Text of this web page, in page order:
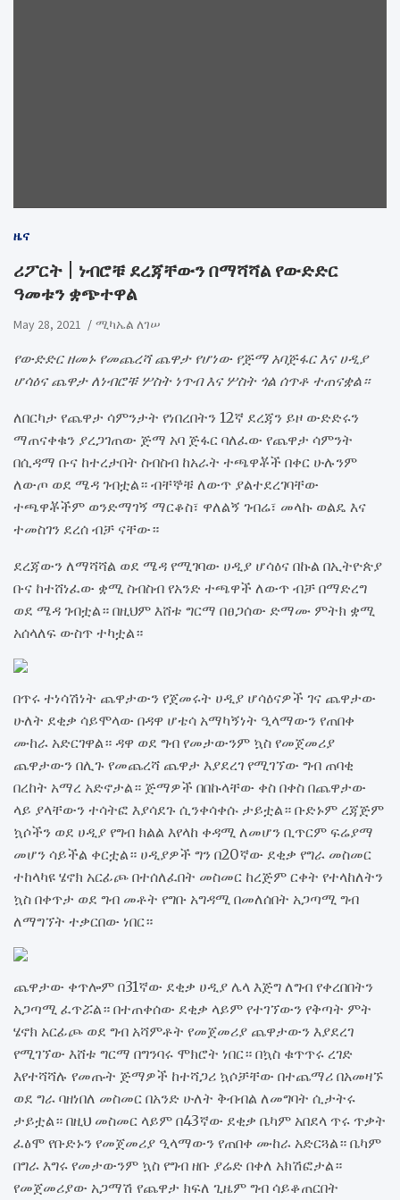
ዜና
ሪፖርት | ነብሮቹ ደረጃቸውን በማሻሻል የውድድር
ዓመቱን ቋጭተዋል
May 28, 2021 ሚካኤል ለገሠ
የውድድር ዘመኑ የመጨረሻ ጨዋታ የሆነው የጅማ አባጅፋር እና ሀዲያ
ሆሳዕና ጨዋታ ለነብሮቹ ሦስት ነጥብ እና ሦስት ጎል ሰጥቶ ተጠናቋል።
ለበርካታ የጨዋታ ሳምንታት የነበረበትን 12ኛ ደረጃን ይዞ ውድድሩን
ማጠናቀቁን ያረጋገጠው ጅማ አባ ጅፋር ባለፈው የጨዋታ ሳምንት
በሲዳማ ቡና ከተረታበት ስብስብ ከአራት ተጫዋቾች በቀር ሁሉንም
ለውጦ ወደ ሜዳ ገብቷል። ብቸኞቹ ለውጥ ያልተደረገባቸው
ተጫዋቾችም ወንድማገኝ ማርቆስ፣ ዋለልኝ ገብሬ፣ መላኩ ወልዴ እና
ተመስገን ደረሰ ብቻ ናቸው።
ደረጃውን ለማሻሻል ወደ ሜዳ የሚገባው ሀዲያ ሆሳዕና በኩል በኢትዮጵያ
ቡና ከተሸነፈው ቋሚ ስብስብ የአንድ ተጫዋች ለውጥ ብቻ በማድረግ
ወደ ሜዳ ገብቷል። በዚህም እሸቱ ግርማ በፀጋሰው ድማሙ ምትክ ቋሚ
አሰላለፍ ውስጥ ተካቷል።
በጥሩ ተነሳሽነት ጨዋታውን የጀመሩት ሀዲያ ሆሳዕናዎች ገና ጨዋታው
ሁለት ደቂቃ ሳይሞላው በዳዋ ሆቴሳ አማካኝነት ዒላማውን የጠበቀ
ሙከራ አድርገዋል። ዳዋ ወደ ግብ የመታውንም ኳስ የመጀመሪያ
ጨዋታውን በሊጉ የመጨረሻ ጨዋታ እያደረገ የሚገኘው ግብ ጠባቂ
በረከት አማረ አድኖታል። ጅማዎች በበኩላቸው ቀስ በቀስ በጨዋታው
ላይ ያላቸውን ተሳትፎ እያሳደጉ ሲንቀሳቀሱ ታይቷል። ቡድኑም ረጃጅም
ኳሶችን ወደ ሀዲያ የግብ ክልል እየላከ ቀዳሚ ለመሆን ቢጥርም ፍሬያማ
መሆን ሳይችል ቀርቷል። ሀዲያዎች ግን በ20ኛው ደቂቃ የግራ መስመር
ተከላካዩ ሄኖክ አርፊጮ በተሰለፈበት መስመር ከረጅም ርቀት የተላከለትን
ኳስ በቀጥታ ወደ ግብ መቶት የግቡ አግዳሚ በመለሰበት አጋጣሚ ግብ
ለማግኘት ተቃርበው ነበር።
ጨዋታው ቀጥሎም በ31ኛው ደቂቃ ሀዲያ ሌላ እጅግ ለግብ የቀረበበትን
አጋጣሚ ፈጥሯል። በተጠቀሰው ደቂቃ ላይም የተገኘውን የቅጣት ምት
ሄኖክ አርፊጮ ወደ ግብ አሻምቶት የመጀመሪያ ጨዋታውን እያደረገ
የሚገኘው እሸቱ ግርማ በግንባሩ ሞክሮት ነበር። በኳስ ቁጥጥሩ ረገድ
እየተሻሻሉ የመጡት ጅማዎች ከተሻጋሪ ኳሶቻቸው በተጨማሪ በአመዛኙ
ወደ ግራ ባዘነበለ መስመር በአንድ ሁለት ቅብብል ለመግባት ሲታትሩ
ታይቷል። በዚህ መስመር ላይም በ43ኛው ደቂቃ ቤካም አበደላ ጥሩ ጥቃት
ፈፅሞ የቡድኑን የመጀመሪያ ዒላማውን የጠበቀ ሙከራ አድርጓል። ቤካም
በግራ እግሩ የመታውንም ኳስ የግብ ዘቡ ያሬድ በቀለ አክሽፎታል።
የመጀመሪያው አጋማሽ የጨዋታ ክፍለ ጊዜም ግብ ሳይቆጠርበት